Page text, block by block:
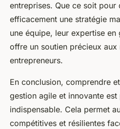
entreprises. Que ce soit pour
efficacement une stratégie
une équipe, leur expertise
offre un soutien précieux aux
entrepreneurs.
En conclusion, comprendre
gestion agile et innovante est
indispensable. Cela permet
compétitives et résilientes